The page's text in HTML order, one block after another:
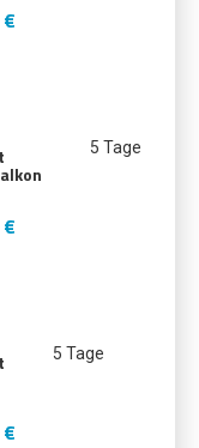
5 Tage
5 Tage